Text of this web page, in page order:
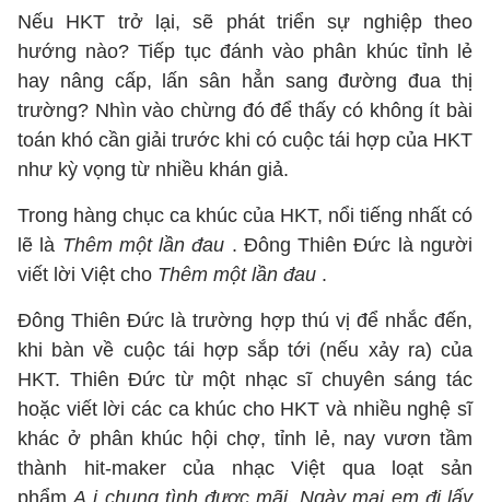
Nếu HKT trở lại, sẽ phát triển sự nghiệp theo
hướng nào? Tiếp tục đánh vào phân khúc tỉnh lẻ
hay nâng cấp, lấn sân hẳn sang đường đua thị
trường? Nhìn vào chừng đó để thấy có không ít bài
toán khó cần giải trước khi có cuộc tái hợp của HKT
như kỳ vọng từ nhiều khán giả.
Trong hàng chục ca khúc của HKT, nổi tiếng nhất có
lẽ là Thêm một lần đau . Đông Thiên Đức là người
viết lời Việt cho Thêm một lần đau .
Đông Thiên Đức là trường hợp thú vị để nhắc đến,
khi bàn về cuộc tái hợp sắp tới (nếu xảy ra) của
HKT. Thiên Đức từ một nhạc sĩ chuyên sáng tác
hoặc viết lời các ca khúc cho HKT và nhiều nghệ sĩ
khác ở phân khúc hội chợ, tỉnh lẻ, nay vươn tầm
thành hit-maker của nhạc Việt qua loạt sản
phẩmAi chung tình được mãi, Ngày mai em đi lấy